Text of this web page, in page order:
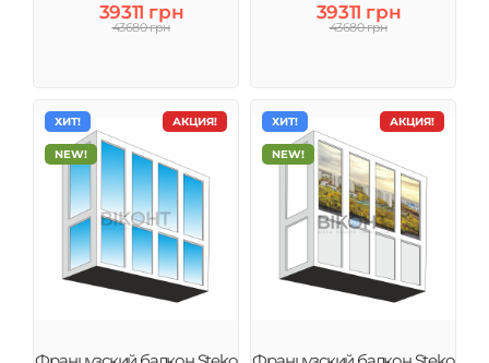
39311 грн
43680 грн
39311 грн
43680 грн
АКЦИЯ!
ХИТ!
NEW!
АКЦИЯ!
ХИТ!
NEW!